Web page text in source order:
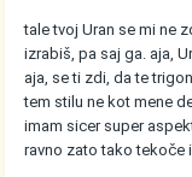
tale tvoj Uran se mi ne
izrabiš, pa saj ga. aja,
aja, se ti zdi, da te
tem stilu ne kot mene
imam sicer super
ravno zato tako tekoče